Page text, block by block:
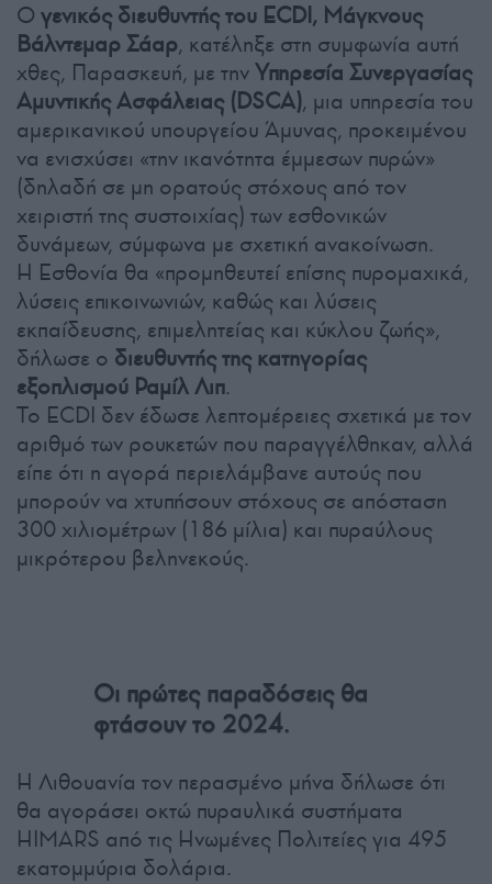
Ο γενικός διευθυντής του ECDI, Μάγκνους
Βάλντεμαρ Σάαρ, κατέληξε στη συμφωνία αυτή
χθες, Παρασκευή, με τηνΥπηρεσία Συνεργασίας
Αμυντικής Ασφάλειας (DSCA), μια υπηρεσία του
αμερικανικού υπουργείου Άμυνας, προκειμένου
να ενισχύσει «την ικανότητα έμμεσων πυρών»
(δηλαδή σε μη ορατούς στόχους από τον
χειριστή της συστοιχίας) των εσθονικών
δυνάμεων, σύμφωνα με σχετική ανακοίνωση.
Η Εσθονία θα «προμηθευτεί επίσης πυρομαχικά,
λύσεις επικοινωνιών, καθώς και λύσεις
εκπαίδευσης, επιμελητείας και κύκλου ζωής»,
δήλωσε ο διευθυντής της κατηγορίας
εξοπλισμού Ραμίλ Λιπ.
Το ECDI δεν έδωσε λεπτομέρειες σχετικά με τον
αριθμό των ρουκετών που παραγγέλθηκαν, αλλά
είπε ότι η αγορά περιελάμβανε αυτούς που
μπορούν να χτυπήσουν στόχους σε απόσταση
300 χιλιομέτρων (186 μίλια) και πυραύλους
μικρότερου βεληνεκούς.
Οι πρώτες παραδόσεις θα
φτάσουν το 2024.
Η Λιθουανία τον περασμένο μήνα δήλωσε ότι
θα αγοράσει οκτώ πυραυλικά συστήματα
HIMARS από τις Ηνωμένες Πολιτείες για 495
εκατομμύρια δολάρια.